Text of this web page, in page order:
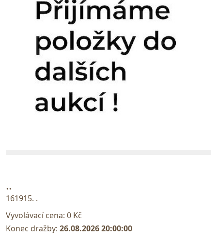
..
161915. .
Vyvolávací cena: 0 Kč
Konec dražby: 26.08.2026 20:00:00